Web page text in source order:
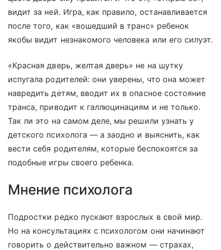
видит за ней. Игра, как правило, останавливается
после того, как «вошедший в транс» ребенок
якобы видит незнакомого человека или его силуэт.
«Красная дверь, желтая дверь» не на шутку
испугала родителей: они уверены, что она может
навредить детям, вводит их в опасное состояние
транса, приводит к галлюцинациям и не только.
Так ли это на самом деле, мы решили узнать у
детского психолога — а заодно и выяснить, как
вести себя родителям, которые беспокоятся за
подобные игры своего ребенка.
Мнение психолога
Подростки редко пускают взрослых в свой мир.
Но на консультациях с психологом они начинают
говорить о действительно важном — страхах,